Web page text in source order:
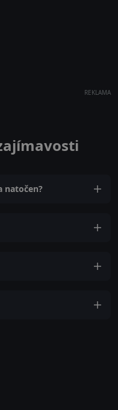
REKLAMA
natočen?